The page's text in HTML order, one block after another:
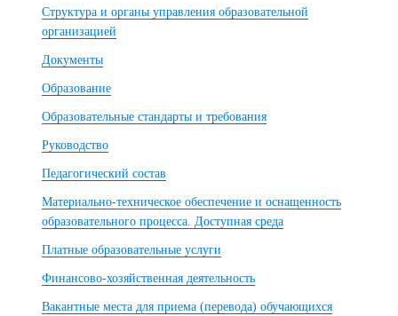
Структура и органы управления образовательной
организацией
Документы
Образование
Образовательные стандарты и требования
Руководство
Педагогический состав
Материально-техническое обеспечение и оснащенность
образовательного процесса. Доступная среда
Платные образовательные услуги
Финансово-хозяйственная деятельность
Вакантные места для приема (перевода) обучающихся